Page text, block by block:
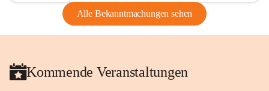
Alle Bekanntmachungen sehen
Kommende Veranstaltungen